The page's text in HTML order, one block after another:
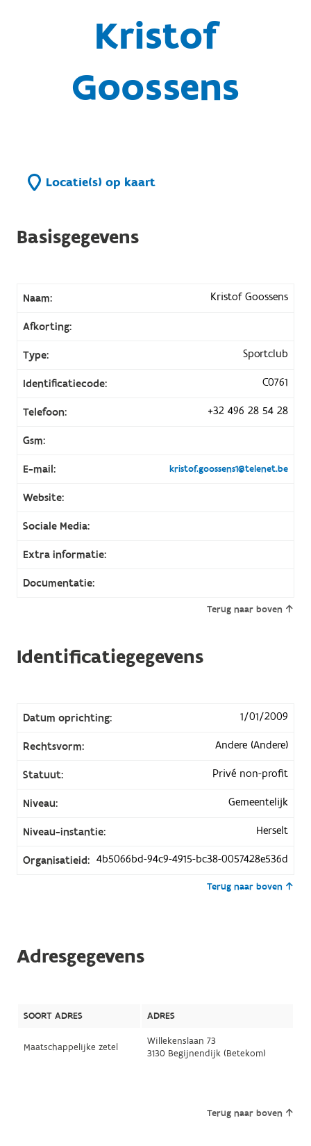
Kristof
Goossens
Locatie(s) op kaart
Basisgegevens
Naam: Kristof Goossens
Afkorting:
Type: Sportclub
Identificatiecode: C0761
Telefoon: +32 496 28 54 28
Gsm:
E-mail: kristof.goossens1@telenet.be
Website:
Sociale Media:
Extra informatie:
Documentatie:
Terug naar boven
Identificatiegegevens
Datum oprichting: 1/01/2009
Rechtsvorm: Andere (Andere)
Statuut: Privé non-profit
Niveau: Gemeentelijk
Niveau-instantie: Herselt
Organisatieid: 4b5066bd-94c9-4915-bc38-0057428e536d
Terug naar boven
Adresgegevens
SOORT ADRES ADRES
Maatschappelijke zetel
Willekenslaan 73
3130 Begijnendijk (Betekom)
Terug naar boven